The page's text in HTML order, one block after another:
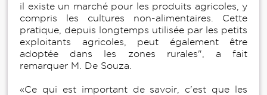
il existe un marché pour les produits agricoles, y
compris les cultures non-alimentaires. Cette
pratique, depuis longtemps utilisée par les petits
exploitants agricoles, peut également être
adoptée dans les zones rurales", a fait
remarquer M. De Souza.
«Ce qui est important de savoir, c'est que les